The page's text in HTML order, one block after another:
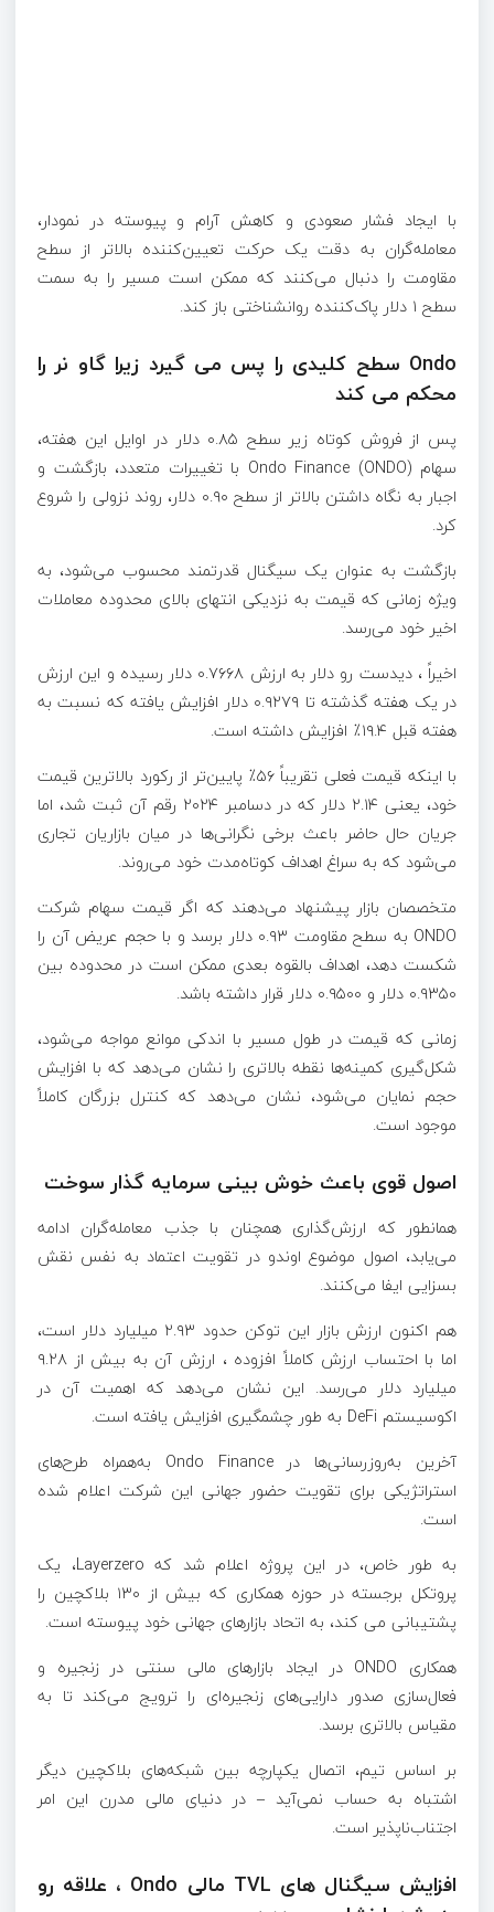
با ایجاد فشار صعودی و کاهش آرام و پیوسته در نمودار،
معامله‌گران به دقت یک حرکت تعیین‌کننده بالاتر از سطح
مقاومت را دنبال می‌کنند که ممکن است مسیر را به سمت
سطح ۱ دلار پاک‌کننده روانشناختی باز کند.
Ondo سطح کلیدی را پس می گیرد زیرا گاو نر را
محکم می کند
پس از فروش کوتاه زیر سطح ۰.۸۵ دلار در اوایل این هفته،
سهام Ondo Finance (ONDO) با تغییرات متعدد، بازگشت و
اجبار به نگاه داشتن بالاتر از سطح ۰.۹۰ دلار، روند نزولی را شروع
کرد.
بازگشت به عنوان یک سیگنال قدرتمند محسوب می‌شود، به
ویژه زمانی که قیمت به نزدیکی انتهای بالای محدوده معاملات
اخیر خود می‌رسد.
اخیراً ، دیدست رو دلار به ارزش ۰.۷۶۶۸ دلار رسیده و این ارزش
در یک هفته گذشته تا ۰.۹۲۷۹ دلار افزایش یافته که نسبت به
هفته قبل ۱۹.۴٪ افزایش داشته است.
با اینکه قیمت فعلی تقریباً ۵۶٪ پایین‌تر از رکورد بالاترین قیمت
خود، یعنی ۲.۱۴ دلار که در دسامبر ۲۰۲۴ رقم آن ثبت شد، اما
جریان حال حاضر باعث برخی نگرانی‌ها در میان بازاریان تجاری
می‌شود که به سراغ اهداف کوتاه‌مدت خود می‌روند.
متخصصان بازار پیشنهاد می‌دهند که اگر قیمت سهام شرکت
ONDO به سطح مقاومت ۰.۹۳ دلار برسد و با حجم عریض آن را
شکست دهد، اهداف بالقوه بعدی ممکن است در محدوده بین
۰.۹۳۵۰ دلار و ۰.۹۵۰۰ دلار قرار داشته باشد.
زمانی که قیمت در طول مسیر با اندکی موانع مواجه می‌شود،
شکل‌گیری کمینه‌ها نقطه بالاتری را نشان می‌دهد که با افزایش
حجم نمایان می‌شود، نشان می‌دهد که کنترل بزرگان کاملاً
موجود است.
اصول قوی باعث خوش بینی سرمایه گذار سوخت
همانطور که ارزش‌گذاری همچنان با جذب معامله‌گران ادامه
می‌یابد، اصول موضوع اوندو در تقویت اعتماد به نفس نقش
بسزایی ایفا می‌کنند.
هم اکنون ارزش بازار این توکن حدود ۲.۹۳ میلیارد دلار است،
اما با احتساب ارزش کاملاً افزوده ، ارزش آن به بیش از ۹.۲۸
میلیارد دلار می‌رسد. این نشان می‌دهد که اهمیت آن در
اکوسیستم DeFi به طور چشمگیری افزایش یافته است.
آخرین به‌روزرسانی‌ها در Ondo Finance به‌همراه طرح‌های
استراتژیکی برای تقویت حضور جهانی این شرکت اعلام شده
است.
به طور خاص، در این پروژه اعلام شد که Layerzero، یک
پروتکل برجسته در حوزه همکاری که بیش از ۱۳۰ بلاکچین را
پشتیبانی می کند، به اتحاد بازارهای جهانی خود پیوسته است.
همکاری ONDO در ایجاد بازارهای مالی سنتی در زنجیره و
فعال‌سازی صدور دارایی‌های زنجیره‌ای را ترویج می‌کند تا به
مقیاس بالاتری برسد.
بر اساس تیم، اتصال یکپارچه بین شبکه‌های بلاکچین دیگر
اشتباه به حساب نمی‌آید – در دنیای مالی مدرن این امر
اجتناب‌ناپذیر است.
افزایش سیگنال های TVL مالی Ondo ، علاقه رو